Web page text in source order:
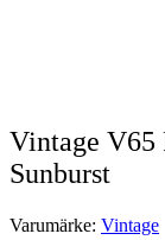
Vintage V65
Sunburst
Varumärke: Vintage